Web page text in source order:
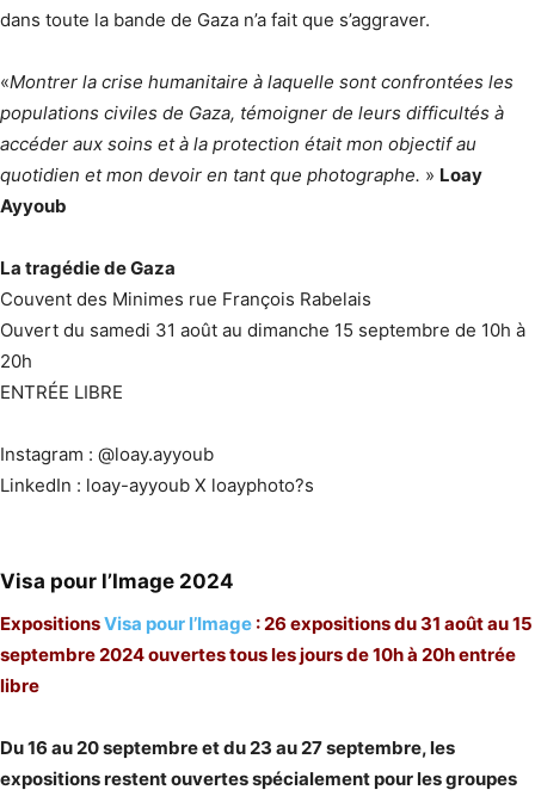
dans toute la bande de Gaza n’a fait que s’aggraver.
«Montrer la crise humanitaire à laquelle sont confrontées les
populations civiles de Gaza, témoigner de leurs difficultés à
accéder aux soins et à la protection était mon objectif au
quotidien et mon devoir en tant que photographe. » Loay
Ayyoub
La tragédie de Gaza
Couvent des Minimes rue François Rabelais
Ouvert du samedi 31 août au dimanche 15 septembre de 10h à
20h
ENTRÉE LIBRE
Instagram : @loay.ayyoub
LinkedIn : loay-ayyoub X loayphoto?s
Visa pour l’Image 2024
ExpositionsVisa pour l’Image : 26 expositions du 31 août au 15
septembre 2024 ouvertes tous les jours de 10h à 20h entrée
libre
Du 16 au 20 septembre et du 23 au 27 septembre, les
expositions restent ouvertes spécialement pour les groupes